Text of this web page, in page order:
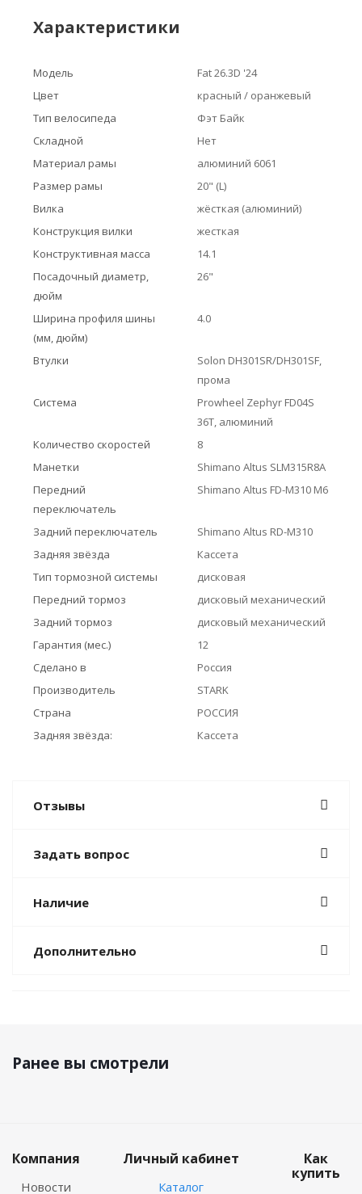
Характеристики
Модель
Fat 26.3D '24
Цвет
красный / оранжевый
Тип велосипеда
Фэт Байк
Складной
Нет
Материал рамы
алюминий 6061
Размер рамы
20" (L)
Вилка
жёсткая (алюминий)
Конструкция вилки
жесткая
Конструктивная масса
14.1
Посадочный диаметр,
дюйм
26"
Ширина профиля шины
(мм, дюйм)
4.0
Втулки
Solon DH301SR/DH301SF,
прома
Система
Prowheel Zephyr FD04S
36T, алюминий
Количество скоростей
8
Манетки
Shimano Altus SLM315R8A
Передний
переключатель
Shimano Altus FD-M310 M6
Задний переключатель
Shimano Altus RD-M310
Задняя звёзда
Кассета
Тип тормозной системы
дисковая
Передний тормоз
дисковый механический
Задний тормоз
дисковый механический
Гарантия (мес.)
12
Сделано в
Россия
Производитель
STARK
Страна
РОССИЯ
Задняя звёзда:
Кассета
Отзывы
Задать вопрос
Наличие
Дополнительно
Ранее вы смотрели
Компания
Новости
Личный кабинет
Каталог
Как
купить